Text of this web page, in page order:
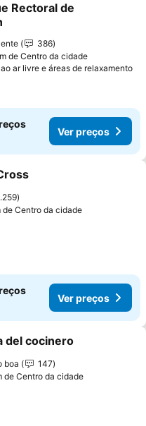
aos favoritos
Rectoral de
386
de Centro da cidade
ar livre e áreas de relaxamento
Ver preços
aos favoritos
de Centro da cidade
Ver preços
aos favoritos
del cocinero
boa
147
de Centro da cidade